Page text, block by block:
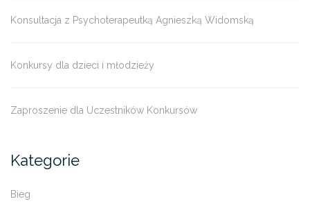
Konsultacja z Psychoterapeutką Agnieszką Widomską
Konkursy dla dzieci i młodzieży
Zaproszenie dla Uczestników Konkursów
Kategorie
Bieg